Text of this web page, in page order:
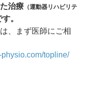
治療 （運動器リハビリテ
。
、まず医師にご相
topline/